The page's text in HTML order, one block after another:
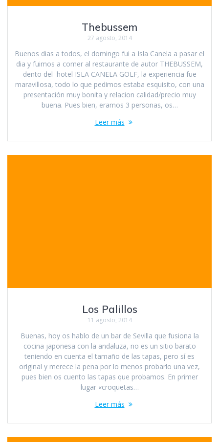
Thebussem
27 agosto, 2014
Buenos dias a todos, el domingo fui a Isla Canela a pasar el
dia y fuimos a comer al restaurante de autor THEBUSSEM,
dento del hotel ISLA CANELA GOLF, la experiencia fue
maravillosa, todo lo que pedimos estaba esquisito, con una
presentación muy bonita y relacion calidad/precio muy
buena. Pues bien, eramos 3 personas, os…
Leer más
Los Palillos
11 agosto, 2014
Buenas, hoy os hablo de un bar de Sevilla que fusiona la
cocina japonesa con la andaluza, no es un sitio barato
teniendo en cuenta el tamaño de las tapas, pero sí es
original y merece la pena por lo menos probarlo una vez,
pues bien os cuento las tapas que probamos. En primer
lugar «croquetas…
Leer más